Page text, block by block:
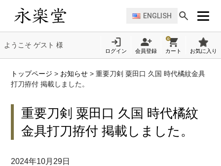
ENGLISH
ようこそ ゲスト 様
ログイン 会員登録
0
カート お気に入り
トップページ > お知らせ >重要刀剣 粟田口 久国 時代橘紋金具
打刀拵付 掲載しました。
重要刀剣 粟田口 久国 時代橘紋
金具打刀拵付 掲載しました。
2024年10月29日